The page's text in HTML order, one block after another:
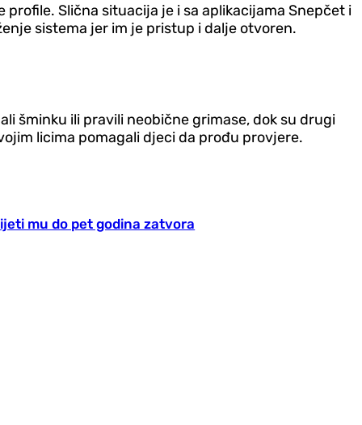
Slična situacija je i sa aplikacijama Snepčet i
sistema jer im je pristup i dalje otvoren.
šminku ili pravili neobične grimase, dok su drugi
licima pomagali djeci da prođu provjere.
mu do pet godina zatvora